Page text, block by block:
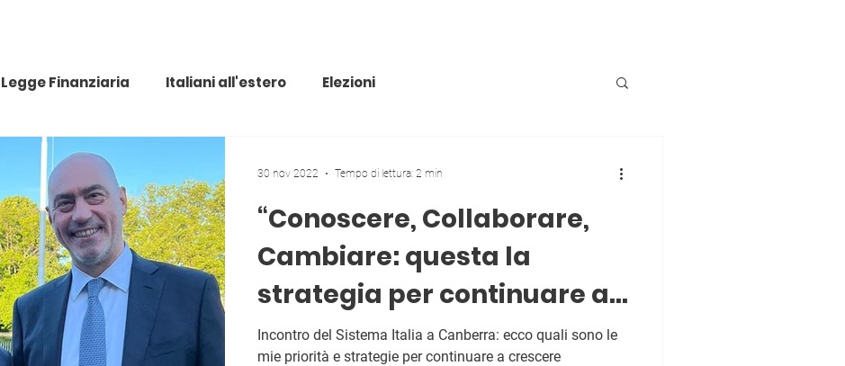
Legge Finanziaria Italiani all'estero Elezioni
“Conoscere, Collaborare,
Cambiare: questa la
strategia per continuare a
crescere”
Incontro del Sistema Italia a Canberra: ecco quali sono le
mie priorità e strategie per continuare a crescere
30 nov 2022 Tempo di lettura: 2 min